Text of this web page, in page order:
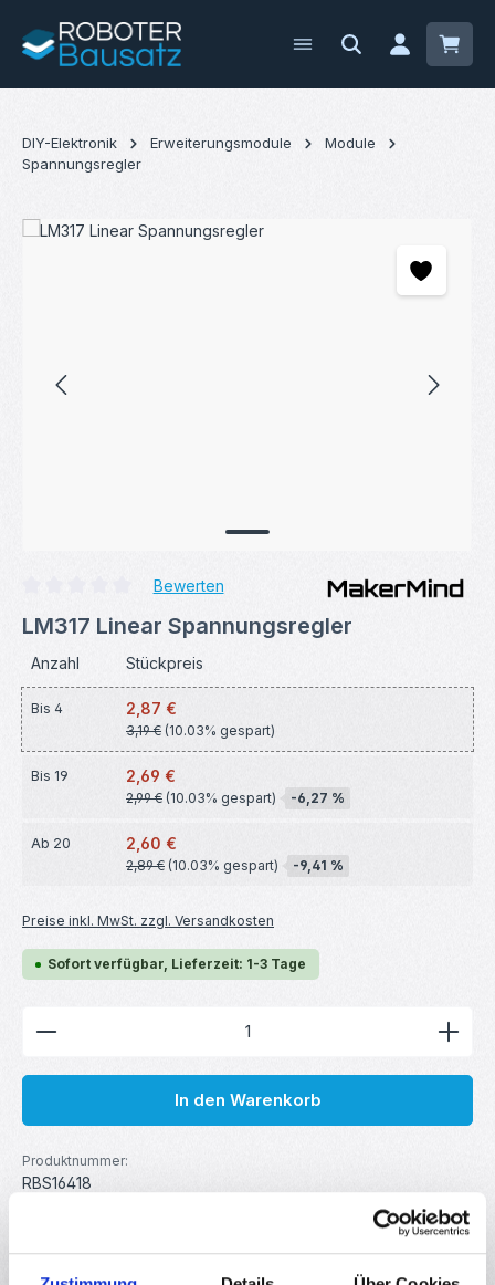
Zum Hauptinhalt springen
DIY-Elektronik Erweiterungsmodule
Module
Spannungsregler
Bildergalerie überspringen
Bewerten
LM317 Linear Spannungsregler
Anzahl Stückpreis
Bis 4 2,87 €
3,19 € (10.03% gespart)
Bis 19 2,69 €
2,99 € (10.03% gespart) -6,27 %
Ab 20 2,60 €
2,89 € (10.03% gespart) -9,41 %
Preise inkl. MwSt. zzgl. Versandkosten
Sofort verfügbar, Lieferzeit: 1-3 Tage
Produkt Anzahl: Gib den gewünschten Wert ein
In den Warenkorb
Produktnummer:
RBS16418